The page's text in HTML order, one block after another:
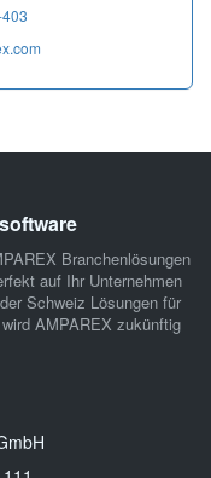
Branchenlösungen
auf Ihr Unternehmen
Schweiz Lösungen für
wird AMPAREX zukünftig